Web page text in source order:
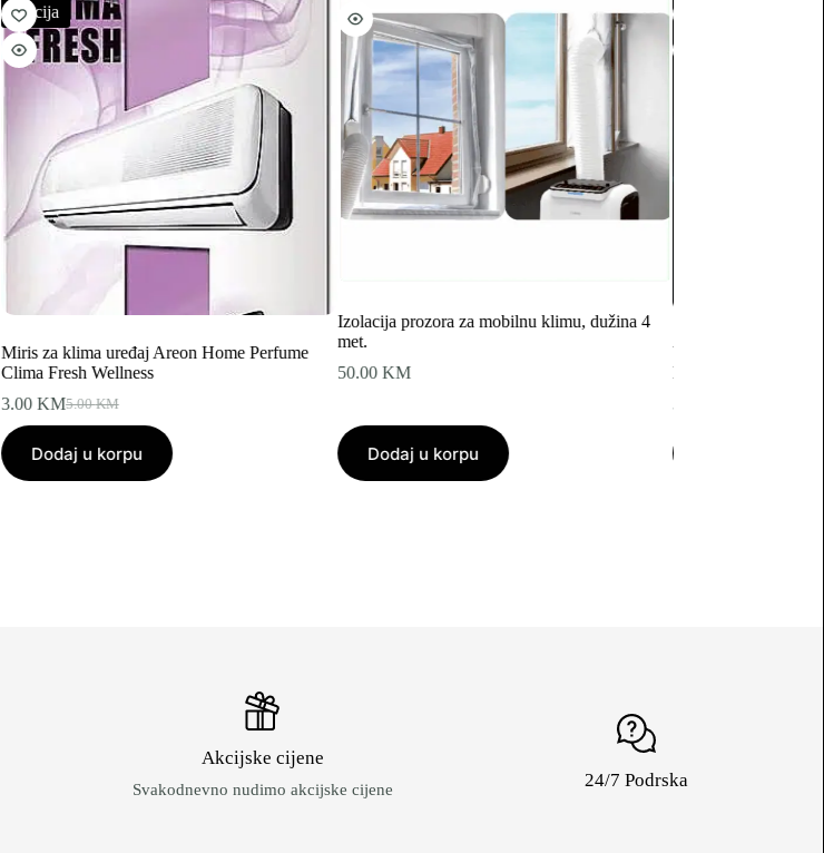
Akcija
Miris za klima uređaj Areon Home Perfume
Clima Fresh Wellness
5.00KM
Original
was:
3.00 KMCurrent
is:
Dodaj u korpu
Izolacija prozora za mobilnu klimu, dužina 4
met.
50.00 KM
Dodaj u korpu
Usmjerivač zraka
BTU
39.00
Akcijske cijene
Svakodnevno nudimo akcijske cijene 24/7 Podrska